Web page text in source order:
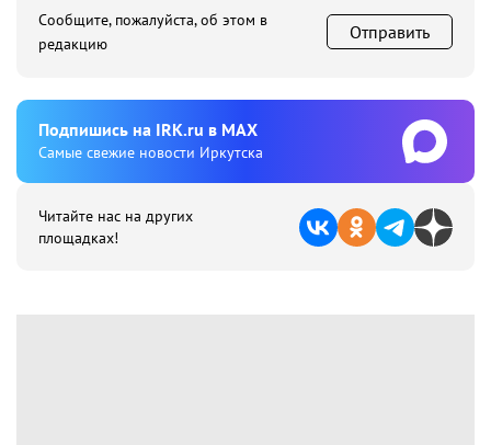
Сообщите, пожалуйста, об этом в
редакцию
Отправить
Подпишиcь на IRK.ru в MAX
Cамые свежие новости Иркутска
Читайте нас на других
площадках!